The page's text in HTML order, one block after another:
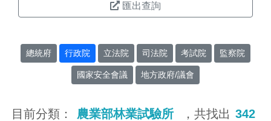
匯出查詢
總統府 行政院 立法院 司法院 考試院 監察院
國家安全會議 地方政府/議會
目前分類： 農業部林業試驗所 ，共找出 342